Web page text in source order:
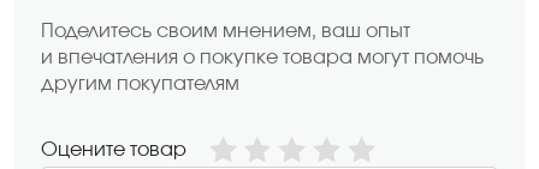
Поделитесь своим мнением, ваш опыт
и впечатления о покупке товара могут помочь
другим покупателям
Оцените товар